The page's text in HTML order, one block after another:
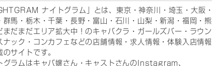
ナイトグラム」とは、東京・神奈川・埼玉・大阪・
群馬・栃木・千葉・長野・富山・石川・山梨・新潟・福岡・熊
まだまだエリア拡大中！のキャバクラ・ガールズバー・ラウン
ナック・コンカフェなどの店舗情報・求人情報・体験入店情報
のサイトです。
グラムはキャバ嬢さん・キャストさんのInstagram、